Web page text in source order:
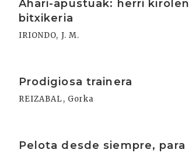
Ahari-apustuak: herri kirolen
bitxikeria
IRIONDO, J. M.
Prodigiosa trainera
REIZABAL, Gorka
Pelota desde siempre, para